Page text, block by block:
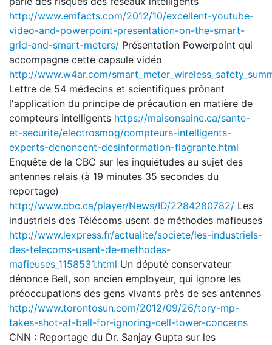
http://www.emfacts.com/2012/10/excellent-youtube-
video-and-powerpoint-presentation-on-the-smart-
grid-and-smart-meters/ Présentation Powerpoint qui
accompagne cette capsule vidéo
http://www.w4ar.com/
Lettre de 54 médecins et scientifiques prônant
l'application du principe de précaution en matière de
compteurs intelligents https://maisonsaine.ca/sante-
et-securite/electrosmog/compteurs-intelligents-
experts-denoncent-desinformation-flagrante.html
Enquête de la CBC sur les inquiétudes au sujet des
antennes relais (à 19 minutes 35 secondes du
reportage)
http://www.cbc.ca/player/News/ID/2284280782/ Les
industriels des Télécoms usent de méthodes mafieuses
http://www.lexpress.fr/actualite/societe/les-industriels-
des-telecoms-usent-de-methodes-
mafieuses_1158531.html Un député conservateur
dénonce Bell, son ancien employeur, qui ignore les
préoccupations des gens vivants près de ses antennes
http://www.torontosun.com/2012/09/26/tory-mp-
takes-shot-at-bell-for-ignoring-cell-tower-concerns
CNN : Reportage du Dr. Sanjay Gupta sur les